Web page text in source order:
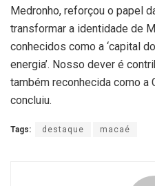
Medronho, reforçou o papel
transformar a identidade de
conhecidos como a ‘capital
energia’. Nosso dever é
também reconhecida como a
concluiu.
Tags: destaque macaé